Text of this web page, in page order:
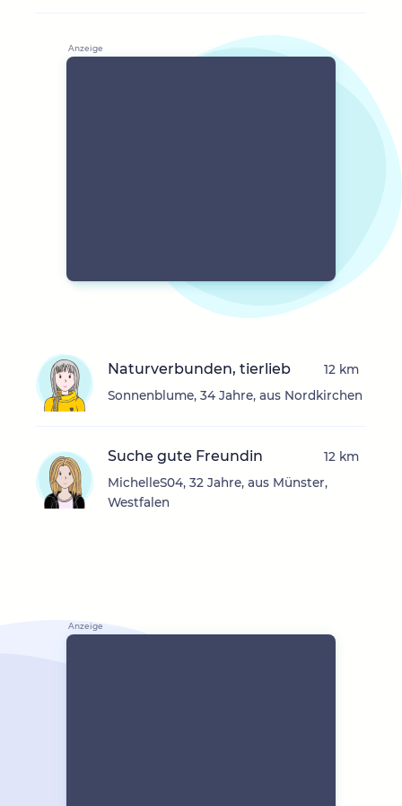
Naturverbunden, tierlieb
Sonnenblume, 34 Jahre, aus Nordkirchen
12 km
Suche gute Freundin
MichelleS04, 32 Jahre, aus Münster,
Westfalen
12 km